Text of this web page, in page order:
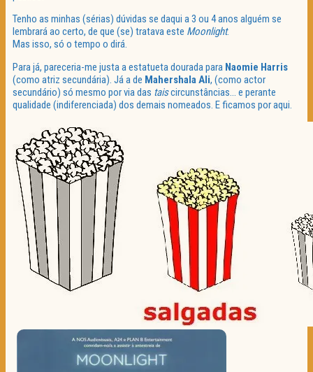
Tenho as minhas (sérias) dúvidas se daqui a 3 ou 4 anos alguém se
lembrará ao certo, de que (se) tratava este Moonlight.
Mas isso, só o tempo o dirá.
Para já, pareceria-me justa a estatueta dourada para Naomie Harris
(como atriz secundária). Já a de Mahershala Ali, (como actor
secundário) só mesmo por via das taiscircunstâncias… e perante
qualidade (indiferenciada) dos demais nomeados. E ficamos por aqui.